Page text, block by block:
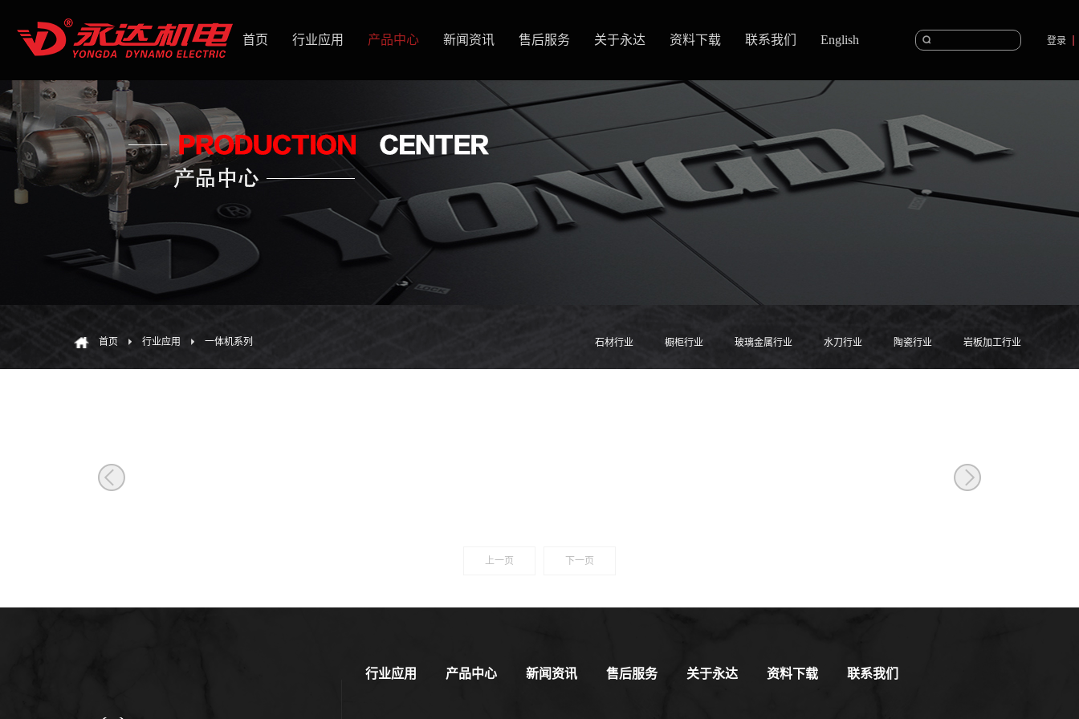
登录
首页 行业应用 产品中心 新闻资讯 售后服务 关于永达 资料下载 联系我们 English
首页 行业应用 一体机系列 石材行业 橱柜行业 玻璃金属行业 水刀行业 陶瓷行业 岩板加工行业
上一页 下一页
行业应用 产品中心 新闻资讯 售后服务 关于永达 资料下载 联系我们